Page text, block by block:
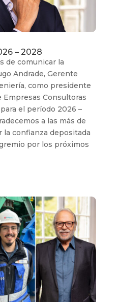
– 2028
de comunicar la
Andrade, Gerente
como presidente
Empresas Consultoras
el período 2026 –
a las más de
la confianza depositada
por los próximos